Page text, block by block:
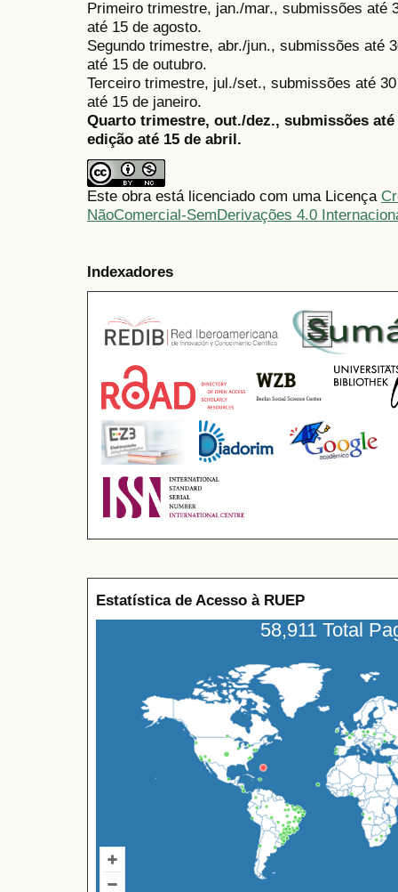
Primeiro trimestre, jan./mar., submissões até
até 15 de agosto.
Segundo trimestre, abr./jun., submissões até
até 15 de outubro.
Terceiro trimestre, jul./set., submissões até
até 15 de janeiro.
Quarto trimestre, out./dez., submissões
edição até 15 de abril.
Este obra está licenciado com uma Licença
NãoComercial-SemDerivações 4.0
Indexadores
Estatística de Acesso à RUEP
58,911 Total